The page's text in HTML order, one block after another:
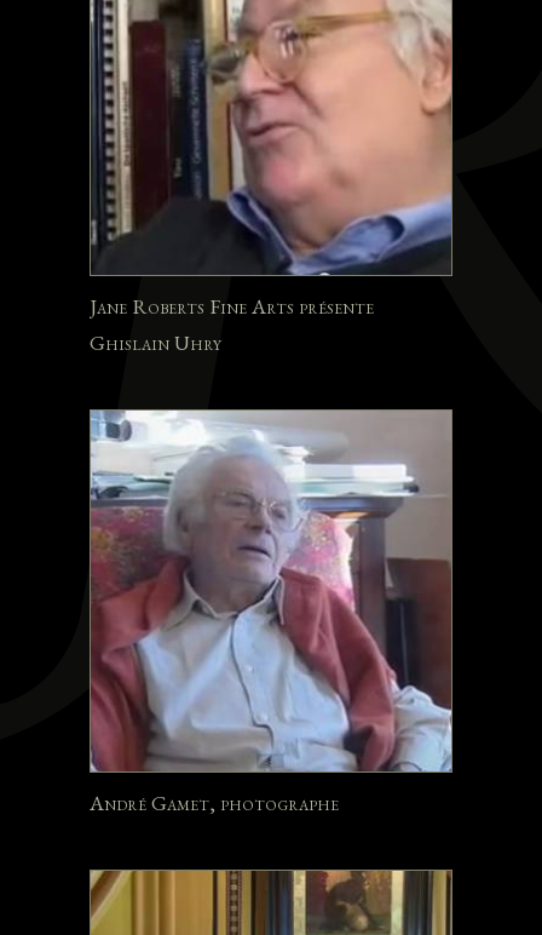
Jane Roberts Fine Arts présente
Ghislain Uhry
André Gamet, photographe